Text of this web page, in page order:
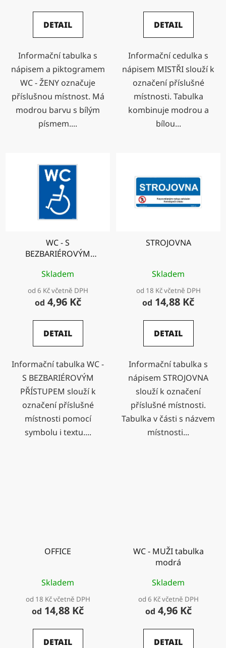
DETAIL
Informační tabulka s
nápisem a piktogramem
WC - ŽENY označuje
příslušnou místnost. Má
modrou barvu s bílým
písmem....
DETAIL
Informační cedulka s
nápisem MISTŘI slouží k
označení příslušné
místnosti. Tabulka
kombinuje modrou a
bílou...
WC - S
BEZBARIÉROVÝM
Skladem
od 6 Kč včetně DPH
od 4,96 Kč
DETAIL
Informační tabulka WC -
S BEZBARIÉROVÝM
PŘÍSTUPEM slouží k
označení příslušné
místnosti pomocí
symbolu i textu....
STROJOVNA
Skladem
od 18 Kč včetně DPH
od 14,88 Kč
DETAIL
Informační tabulka s
nápisem STROJOVNA
slouží k označení
příslušné místnosti.
Tabulka v části s názvem
místnosti...
OFFICE
Skladem
od 18 Kč včetně DPH
od 14,88 Kč
DETAIL
WC - MUŽI tabulka
modrá
Skladem
od 6 Kč včetně DPH
od 4,96 Kč
DETAIL